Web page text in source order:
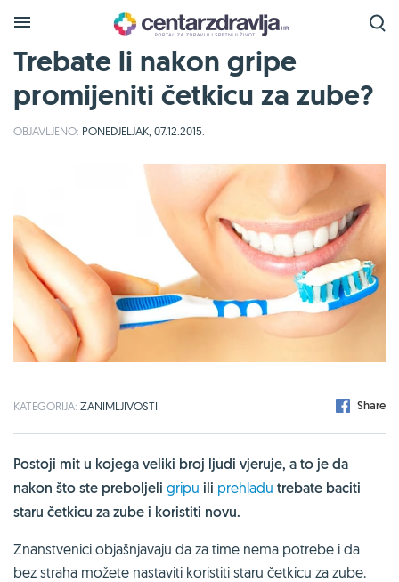
Trebate li nakon gripe
promijeniti četkicu za zube?
OBJAVLJENO: PONEDJELJAK, 07.12.2015.
KATEGORIJA: ZANIMLJIVOSTI Share
Postoji mit u kojega veliki broj ljudi vjeruje, a to je da
nakon što ste preboljeli gripu ili prehladu trebate baciti
staru četkicu za zube i koristiti novu.
Znanstvenici objašnjavaju da za time nema potrebe i da
bez straha možete nastaviti koristiti staru četkicu za zube.